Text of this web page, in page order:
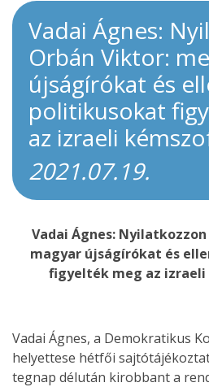
Vadai Ágnes:
Orbán Viktor:
újságírókat és
politikusokat
az izraeli
2021.07.19.
Vadai Ágnes:
magyar újságírókat és
figyelték meg az
Vadai Ágnes, a Demokratikus
helyettese hétfői
tegnap délután kirobbant a